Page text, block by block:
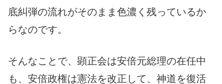
底糾弾の流れがそのまま色濃く残っているか
らなのです。
そんなことで、顕正会は安倍元総理の在任中
も、安倍政権は憲法を改正して、神道を復活